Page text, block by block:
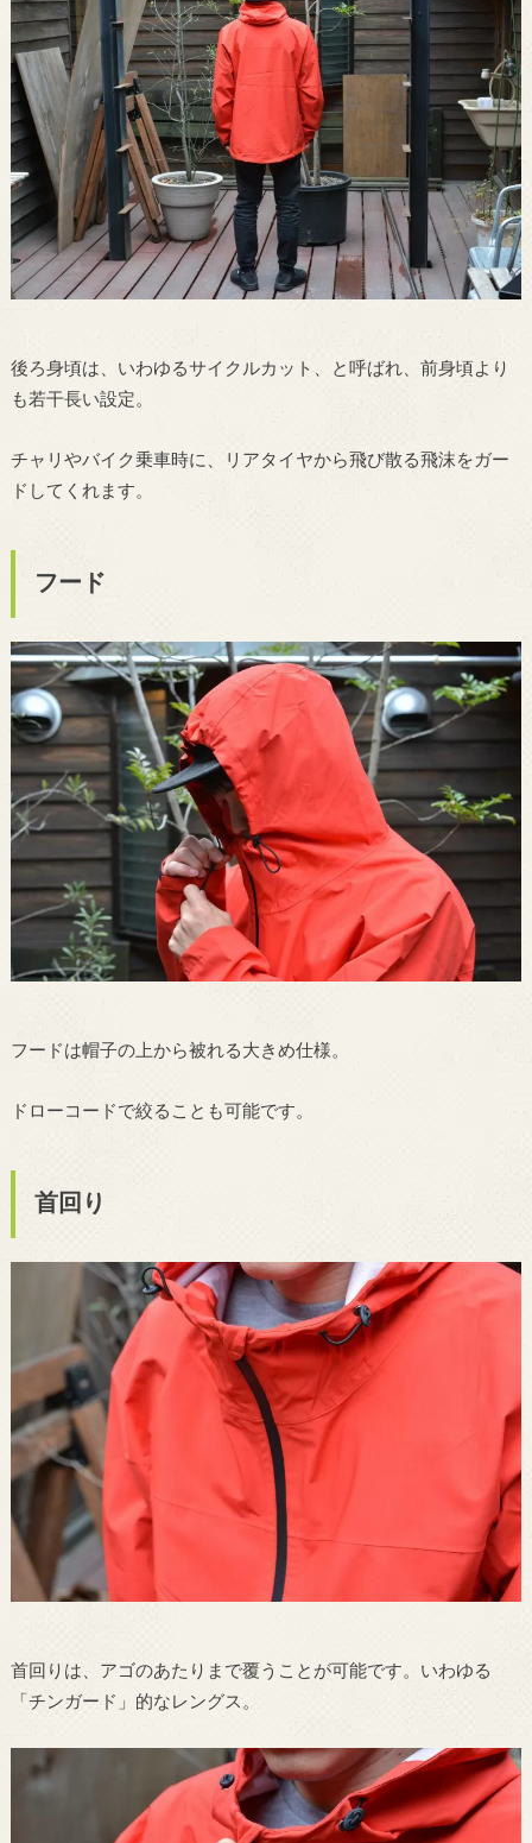
後ろ身頃は、いわゆるサイクルカット、と呼ばれ、前身頃より
も若干長い設定。
チャリやバイク乗車時に、リアタイヤから飛び散る飛沫をガー
ドしてくれます。
フード
フードは帽子の上から被れる大きめ仕様。
ドローコードで絞ることも可能です。
首回り
首回りは、アゴのあたりまで覆うことが可能です。いわゆる
「チンガード」的なレングス。